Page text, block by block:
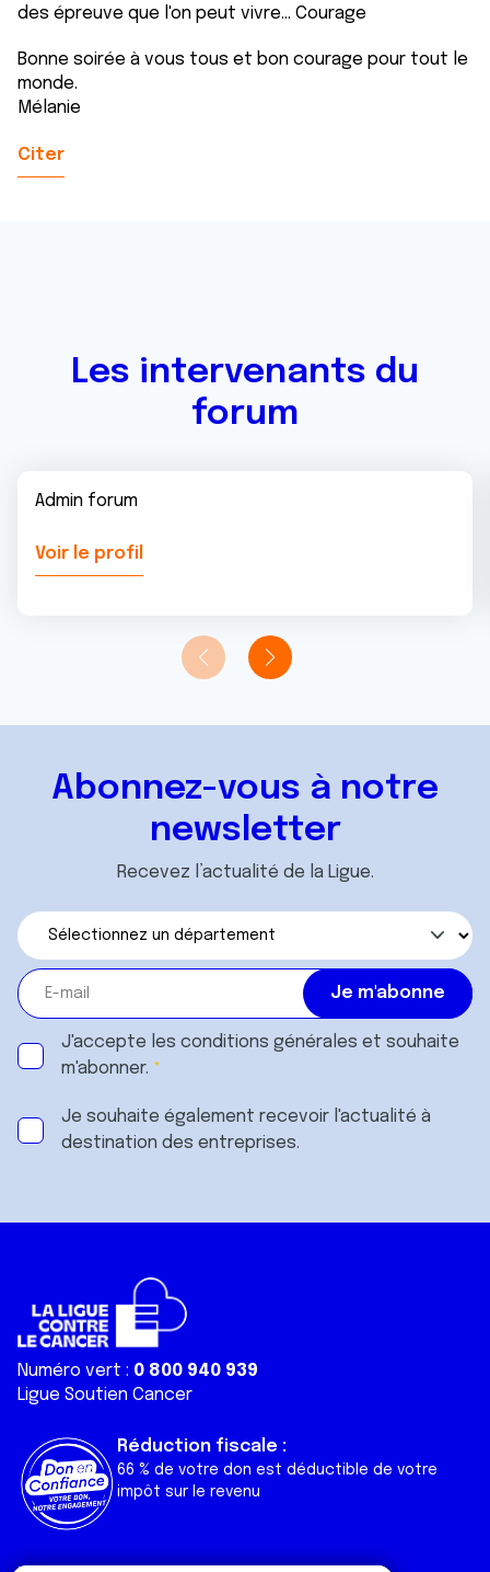
des épreuve que l'on peut vivre... Courage
Bonne soirée à vous tous et bon courage pour tout le
monde.
Mélanie
Citer
Les intervenants du
forum
Admin forum
Voir le profil
Abonnez-vous à notre
newsletter
Recevez l’actualité de la Ligue.
J'accepte les conditions générales et souhaite
m'abonner.
Je souhaite également recevoir l'actualité à
destination des entreprises.
Numéro vert : 0 800 940 939
Ligue Soutien Cancer
Réduction fiscale :
66 % de votre don est déductible de votre
impôt sur le revenu